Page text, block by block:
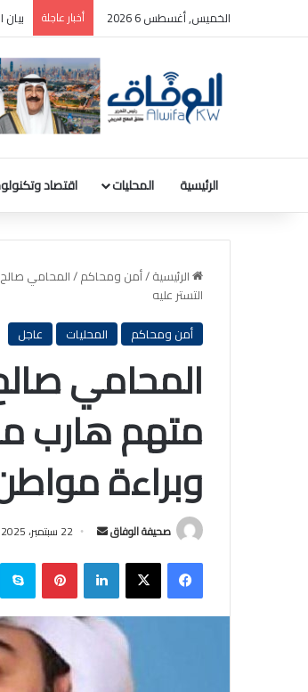
الخميس, أغسطس 6 2026 أخبار عاجلة
الرئيسية المحليات اقتصاد
الرئيسية/أمن ومحاكم/المحامي
التستر عليه
أمن ومحاكم
المحليات عاجل
المحامي
متهم هارب
وبراءة
صحيفة الوفاق
أرسل
إلكترونيا
22 سبتمبر، 2025
فيسبوك‫X لينكدإن بينتيريست